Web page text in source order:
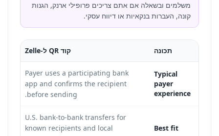
משלמים ובשאלה אם אתם צריכים פרופילי ארנק, הגנות
קונה, העברות בנקאיות או דיווח עסקי.
תכונה קוד QR ל-Zelle
Typical
payer
experience
Payer uses a participating bank
app and confirms the recipient
before sending.
Best fit
U.S. bank-to-bank transfers for
known recipients and local